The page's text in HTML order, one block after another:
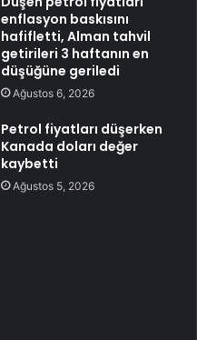
enflasyon baskısını
hafifletti, Alman tahvil
getirileri 3 haftanın en
düşüğüne geriledi
Ağustos 6, 2026
Petrol fiyatları düşerken
Kanada doları değer
kaybetti
Ağustos 5, 2026